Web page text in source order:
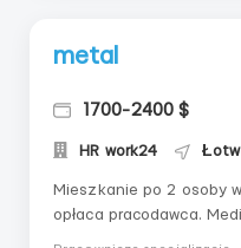
metal
1700-2400 $
HR work24
Mieszkanie po 2 osoby
opłaca pracodawca.